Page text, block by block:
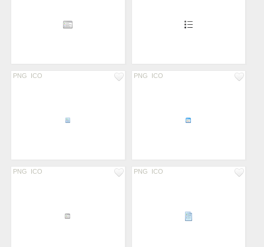
PNG ICO PNG ICO
PNG ICO PNG ICO